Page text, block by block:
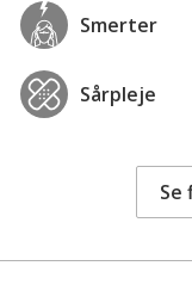
Smerter
Sårpleje
Se